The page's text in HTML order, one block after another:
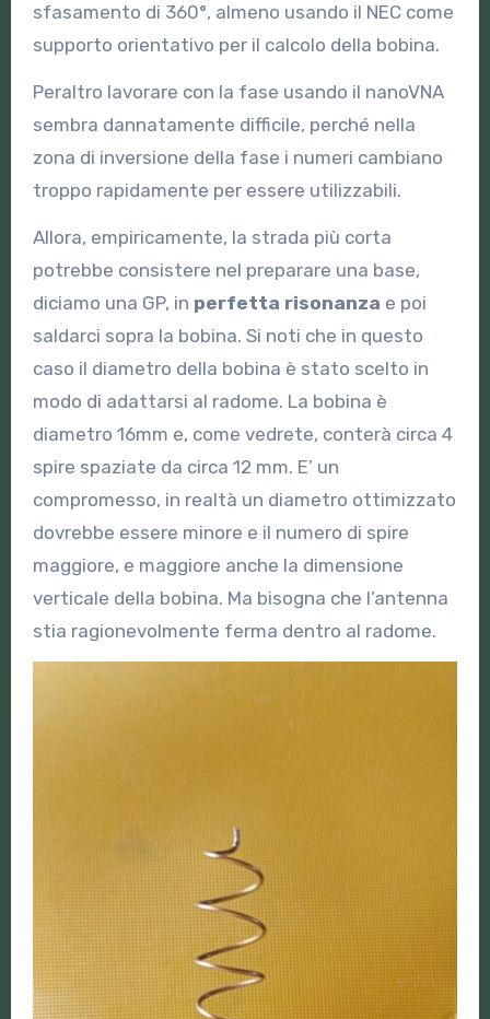
sfasamento di 360°, almeno usando il NEC come
supporto orientativo per il calcolo della bobina.
Peraltro lavorare con la fase usando il nanoVNA
sembra dannatamente difficile, perché nella
zona di inversione della fase i numeri cambiano
troppo rapidamente per essere utilizzabili.
Allora, empiricamente, la strada più corta
potrebbe consistere nel preparare una base,
diciamo una GP, in perfetta risonanza e poi
saldarci sopra la bobina. Si noti che in questo
caso il diametro della bobina è stato scelto in
modo di adattarsi al radome. La bobina è
diametro 16mm e, come vedrete, conterà circa 4
spire spaziate da circa 12 mm. E’ un
compromesso, in realtà un diametro ottimizzato
dovrebbe essere minore e il numero di spire
maggiore, e maggiore anche la dimensione
verticale della bobina. Ma bisogna che l’antenna
stia ragionevolmente ferma dentro al radome.